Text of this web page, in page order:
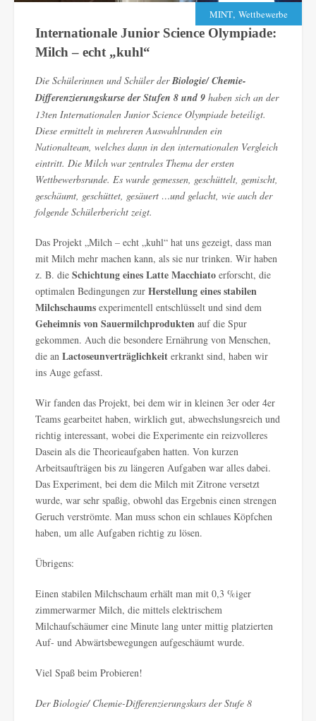
MINT, Wettbewerbe
Internationale Junior Science Olympiade:
Milch – echt „kuhl“
Die Schülerinnen und Schüler derBiologie/ Chemie-
Differenzierungskurse der Stufen 8 und 9 haben sich an der
13ten Internationalen Junior Science Olympiade beteiligt.
Diese ermittelt in mehreren Auswahlrunden ein
Nationalteam, welches dann in den internationalen Vergleich
eintritt. Die Milch war zentrales Thema der ersten
Wettbewerbsrunde. Es wurde gemessen, geschüttelt, gemischt,
geschäumt, geschüttet, gesäuert …und gelacht, wie auch der
folgende Schülerbericht zeigt.
Das Projekt „Milch – echt „kuhl“ hat uns gezeigt, dass man
mit Milch mehr machen kann, als sie nur trinken. Wir haben
z. B. die Schichtung eines Latte Macchiato erforscht, die
optimalen Bedingungen zur Herstellung eines stabilen
Milchschaums experimentell entschlüsselt und sind dem
Geheimnis vonSauermilchprodukten auf die Spur
gekommen. Auch die besondere Ernährung von Menschen,
die an Lactoseunverträglichkeit erkrankt sind, haben wir
ins Auge gefasst.
Wir fanden das Projekt, bei dem wir in kleinen 3er oder 4er
Teams gearbeitet haben, wirklich gut, abwechslungsreich und
richtig interessant, wobei die Experimente ein reizvolleres
Dasein als die Theorieaufgaben hatten. Von kurzen
Arbeitsaufträgen bis zu längeren Aufgaben war alles dabei.
Das Experiment, bei dem die Milch mit Zitrone versetzt
wurde, war sehr spaßig, obwohl das Ergebnis einen strengen
Geruch verströmte. Man muss schon ein schlaues Köpfchen
haben, um alle Aufgaben richtig zu lösen.
Übrigens:
Einen stabilen Milchschaum erhält man mit 0,3 %iger
zimmerwarmer Milch, die mittels elektrischem
Milchaufschäumer eine Minute lang unter mittig platzierten
Auf- und Abwärtsbewegungen aufgeschäumt wurde.
Viel Spaß beim Probieren!
Der Biologie/ Chemie-Differenzierungskurs der Stufe 8